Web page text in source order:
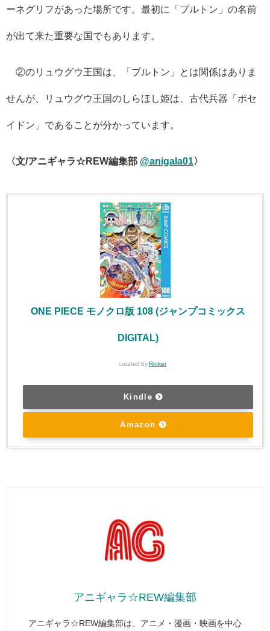
ーネグリフがあった場所です。最初に「プルトン」の名前
が出て来た重要な国でもあります。
②のリュウグウ王国は、「プルトン」とは関係はありま
せんが、リュウグウ王国のしらほし姫は、古代兵器「ポセ
イドン」であることが分かっています。
〈文/アニギャラ☆REW編集部 @anigala01 〉
ONE PIECE モノクロ版 108 (ジャンプコミックス
DIGITAL)
created by Rinker
Kindle
Amazon
アニギャラ☆REW編集部
アニギャラ☆REW編集部は、アニメ・漫画・映画を中心